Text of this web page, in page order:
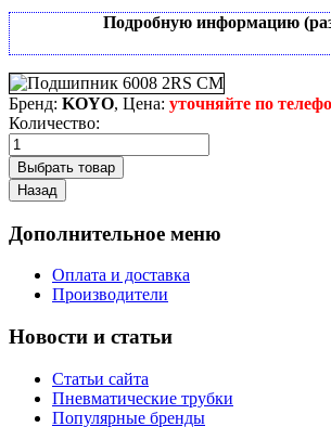
Подробную информацию
Бренд: KOYO, Цена: уточняйте по
Количество:
Дополнительное меню
Оплата и доставка
Производители
Новости и статьи
Статьи сайта
Пневматические трубки
Популярные бренды